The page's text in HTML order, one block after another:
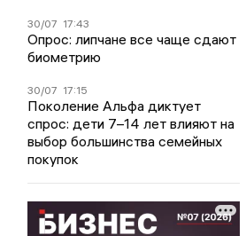
30/07 17:43
Опрос: липчане все чаще сдают
биометрию
30/07 17:15
Поколение Альфа диктует
спрос: дети 7–14 лет влияют на
выбор большинства семейных
покупок